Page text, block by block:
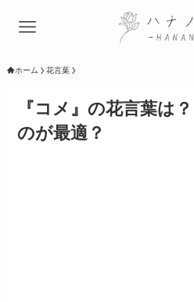
ホーム 花言葉
『コメ』の花言葉は
のが最適？